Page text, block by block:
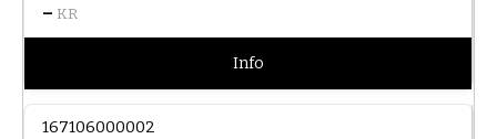
– KR
Info
167106000002